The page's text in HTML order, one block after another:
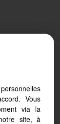
Vous
via la
site, à